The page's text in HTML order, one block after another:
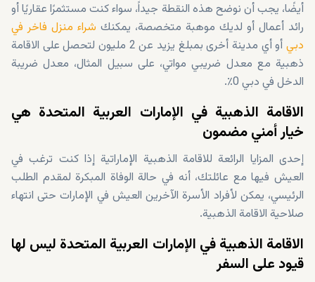
أيضًا، يجب أن نوضح هذه النقطة جيداً، سواء كنت مستثمرًا عقاريًا أو
رائد أعمال أو لديك موهبة متخصصة، يمكنك شراء منزل فاخر في
دبي
أو أي مدينة أخرى بمبلغ يزيد عن 2 مليون لتحصل على الاقامة
ذهبية مع معدل ضريبي مواتي، على سبيل المثال، معدل ضريبة
الدخل في دبي 0٪.
الاقامة الذهبية في الإمارات العربية المتحدة هي
خيار أمني مضمون
إحدى المزايا الرائعة للاقامة الذهبية الإماراتية إذا كنت ترغب في
العيش فيها مع عائلتك، أنه في حالة الوفاة المبكرة لمقدم الطلب
الرئيسي، يمكن لأفراد الأسرة الآخرين العيش في الإمارات حتى انتهاء
صلاحية الاقامة الذهبية.
الاقامة الذهبية في الإمارات العربية المتحدة ليس لها
قيود على السفر